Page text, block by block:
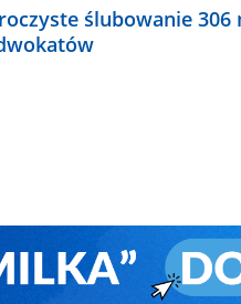
ślubowanie 306